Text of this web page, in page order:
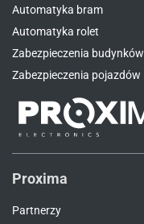
Automatyka bram
Automatyka rolet
Zabezpieczenia budynków
Zabezpieczenia pojazdów
Proxima
Partnerzy